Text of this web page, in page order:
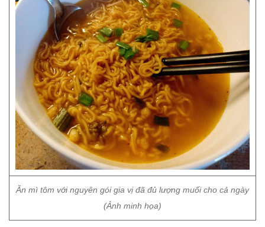
Ăn mì tôm với nguyên gói gia vị đã đủ lượng muối cho cả ngày
(Ảnh minh họa)